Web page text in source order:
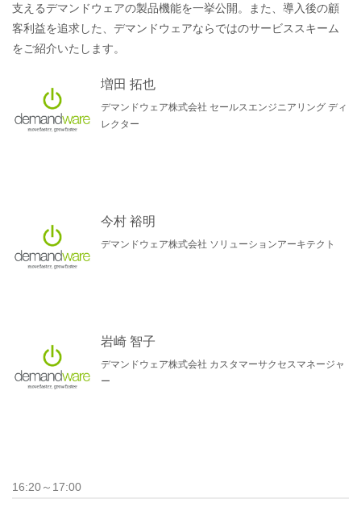
支えるデマンドウェアの製品機能を一挙公開。また、導入後の顧
客利益を追求した、デマンドウェアならではのサービススキーム
をご紹介いたします。
増田 拓也
デマンドウェア株式会社 セールスエンジニアリング ディ
レクター
今村 裕明
デマンドウェア株式会社 ソリューションアーキテクト
岩崎 智子
デマンドウェア株式会社 カスタマーサクセスマネージャ
ー
16:20～17:00